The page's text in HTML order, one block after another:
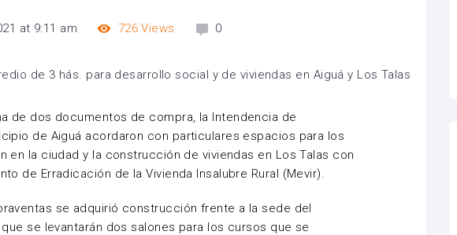
at 9:11 am 726 Views 0
de dos documentos de compra, la Intendencia de
de Aiguá acordaron con particulares espacios para los
en la ciudad y la construcción de viviendas en Los Talas con
de Erradicación de la Vivienda Insalubre Rural (Mevir).
se adquirió construcción frente a la sede del
se levantarán dos salones para los cursos que se